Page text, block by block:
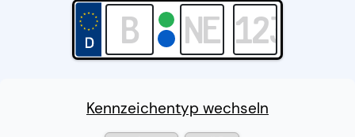
Kennzeichentyp wechseln